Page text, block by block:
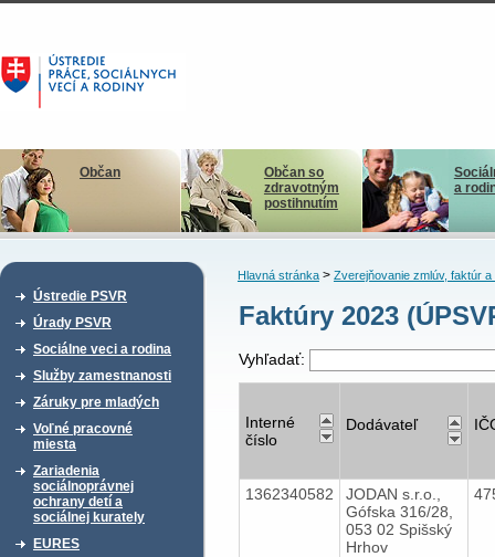
Občan
Občan so
zdravotným
postihnutím
a
Ústredie PSVR
Úrady PSVR
Sociálne veci a rodina
Služby zamestnanosti
Záruky pre mladých
Voľné pracovné
miesta
Zariadenia
sociálnoprávnej
ochrany detí a
sociálnej kurately
EURES
Hlavná stránka> Zverejňovanie zmlúv, faktúr a
Faktúry 2023
Vyhľadať:
Interné
číslo
Dodávateľ
1362340582
JODAN s.r.o.,
Gófska 316/28,
053 02 Spišský
Hrhov